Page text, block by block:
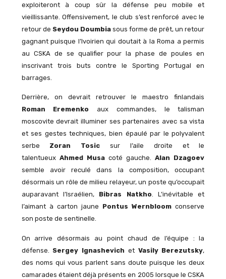
exploiteront à coup sûr la défense peu mobile et
vieillissante. Offensivement, le club s’est renforcé avec le
retour de Seydou Doumbiasous forme de prêt, un retour
gagnant puisque l’Ivoirien qui doutait à la Roma a permis
au CSKA de se qualifier pour la phase de poules en
inscrivant trois buts contre le Sporting Portugal en
barrages.
Derrière, on devrait retrouver le maestro finlandais
Roman Eremenko aux commandes, le talisman
moscovite devrait illuminer ses partenaires avec sa vista
et ses gestes techniques, bien épaulé par le polyvalent
serbe Zoran Tosic sur l’aile droite et le
talentueux Ahmed Musacoté gauche.Alan Dzagoev
semble avoir reculé dans la composition, occupant
désormais un rôle de milieu relayeur, un poste qu’occupait
auparavant l’Israélien, Bibras Natkho. L’inévitable et
l’aimant à carton jaune Pontus Wernbloom conserve
son poste de sentinelle.
On arrive désormais au point chaud de l’équipe : la
défense.Sergey Ignashevich et Vasily Berezutsky,
des noms qui vous parlent sans doute puisque les deux
camarades étaient déjà présents en 2005 lorsque le CSKA